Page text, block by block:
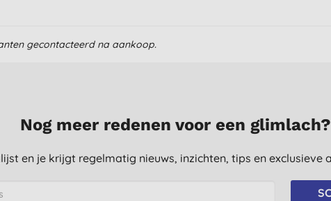
gecontacteerd na aankoop.
Nog meer redenen voor een glimlach?
en je krijgt regelmatig nieuws, inzichten, tips en exclusieve